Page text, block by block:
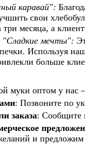
каравай":
свои
три месяца, а
"Сладкие мечты":
Используя
больше
муки оптом у нас
: Позвоните по
заказа: Сообщите
и